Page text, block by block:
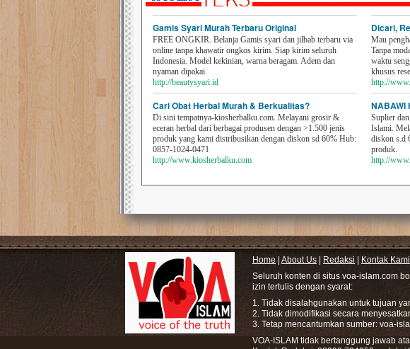
Gamis Syari Murah Terbaru Original
FREE ONGKIR. Belanja Gamis syari dan jilbab terbaru via
online tanpa khawatir ongkos kirim. Siap kirim seluruh
Indonesia. Model kekinian, warna beragam. Adem dan
nyaman dipakai.
http://beautysyari.id
Cari Obat Herbal Murah & Berkualitas?
Di sini tempatnya-kiosherbalku.com. Melayani grosir &
eceran herbal dari berbagai produsen dengan >1.500 jenis
produk yang kami distribusikan dengan diskon sd 60% Hub:
0857-1024-0471
http://www.kiosherbalku.com
Dicari,
Mau
Tanpa
waktu
khusus
http://
NABAWI
Suplier
Islami.
diskon s.d
produk.
http://
Home About Us Redaksi Kontak Kami
Seluruh konten di situs voa-islam.com
izin tertulis dengan syarat:
1. Tidak disalahgunakan untuk tujuan
2. Tidak dimodifikasi secara
3. Tetap mencantumkan sumber: voa-
VOA-ISLAM tidak bertanggung jawab